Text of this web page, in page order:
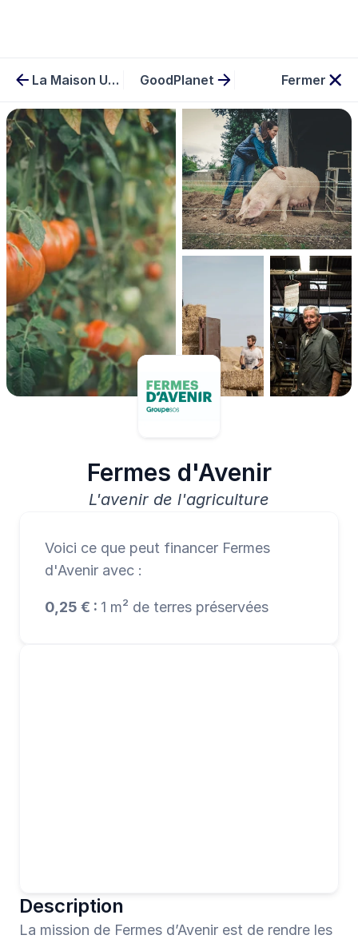
La Maison Upcycling GoodPlanet Fermer
Fermes d'Avenir
L'avenir de l'agriculture
Description
La mission de Fermes d’Avenir est de rendre les
Voici ce que peut financer Fermes
d'Avenir avec :
0,25 € : 1 m² de terres préservées